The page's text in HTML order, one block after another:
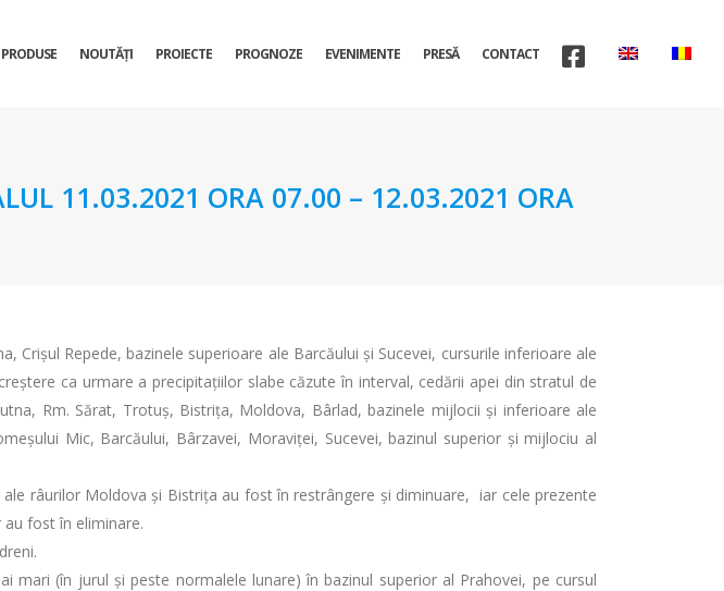
NOUTĂȚI PROIECTE PROGNOZE EVENIMENTE PRESĂ CONTACT
11.03.2021 ORA 07.00 – 12.03.2021 ORA
Repede, bazinele superioare ale Barcăului și Sucevei, cursurile inferioare ale
ca urmare a precipitațiilor slabe căzute în interval, cedării apei din stratul de
Rm. Sărat, Trotuș, Bistrița, Moldova, Bârlad, bazinele mijlocii și inferioare ale
Mic, Barcăului, Bârzavei, Moraviței, Sucevei, bazinul superior și mijlociu al
râurilor Moldova și Bistrița au fost în restrângere și diminuare, iar cele prezente
au fost în eliminare.
mari (în jurul și peste normalele lunare) în bazinul superior al Prahovei, pe cursul